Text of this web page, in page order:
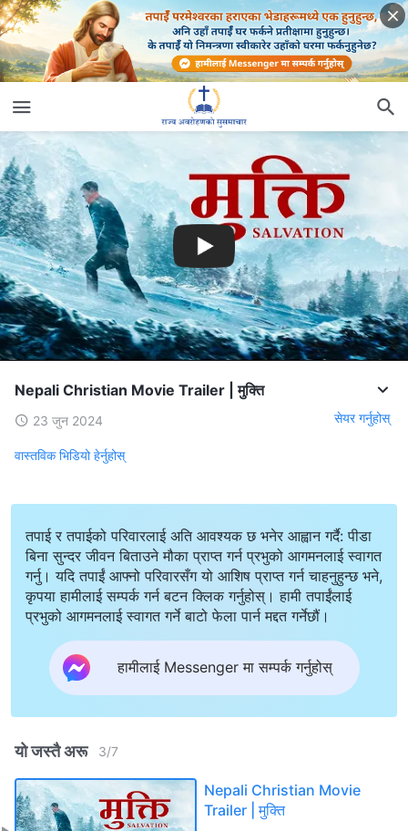
Nepali Christian Movie Trailer | मुक्ति
23 जुन 2024 सेयर गर्नुहोस्
वास्तविक भिडियो हेर्नुहोस्
तपाई र तपाईको परिवारलाई अति आवश्यक छ भनेर आह्वान गर्दै: पीडा
बिना सुन्दर जीवन बिताउने मौका प्राप्त गर्न प्रभुको आगमनलाई स्वागत
गर्नु। यदि तपाईं आफ्नो परिवारसँग यो आशिष प्राप्त गर्न चाहनुहुन्छ भने,
कृपया हामीलाई सम्पर्क गर्न बटन क्लिक गर्नुहोस्। हामी तपाईंलाई
प्रभुको आगमनलाई स्वागत गर्ने बाटो फेला पार्न मद्दत गर्नेछौं।
हामीलाई Messenger मा सम्पर्क गर्नुहोस्
यो जस्तै अरू 3/7
Nepali Christian Movie
Trailer | मुक्ति